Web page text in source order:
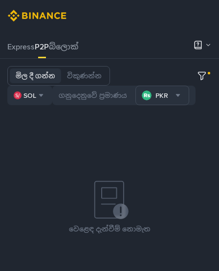
ExpressP2Pබ්ලොක්
මිල දී ගන්න විකුණන්න
SOL PKR
වෙළෙඳ දැන්වීම් නොමැත